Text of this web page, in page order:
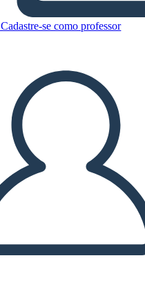
Cadastre-se como professor
personaggi